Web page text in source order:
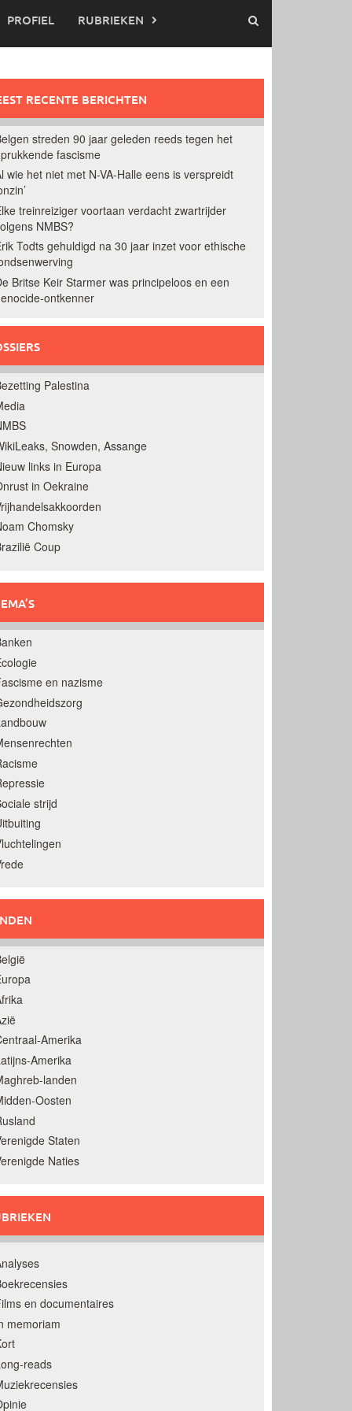
PROFIEL RUBRIEKEN
RECENTE BERICHTEN
streden 90 jaar geleden reeds tegen het
fascisme
wie het niet met N-VA-Halle eens is verspreidt
treinreiziger voortaan verdacht zwartrijder
NMBS?
Todts gehuldigd na 30 jaar inzet voor ethische
Britse Keir Starmer was principeloos en een
ontkenner
Palestina
Snowden, Assange
links in Europa
in Oekraine
Chomsky
Coup
en nazisme
strijd
Amerika
Amerika
landen
Oosten
Staten
Naties
en documentaires
memoriam
reads